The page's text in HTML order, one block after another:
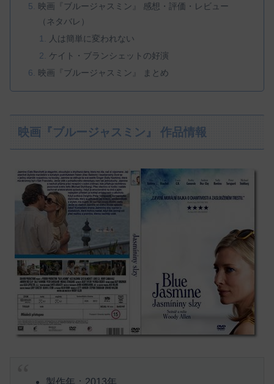
映画『ブルージャスミン』 感想・評価・レビュー
（ネタバレ）
人は簡単に変われない
ケイト・ブランシェットの好演
映画『ブルージャスミン』 まとめ
映画『ブルージャスミン』 作品情報
製作年：2013年